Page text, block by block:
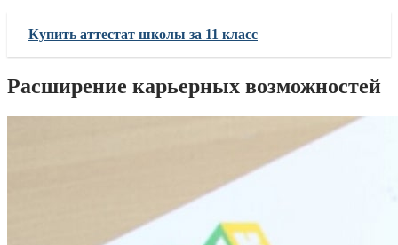
Купить аттестат школы за 11 класс
Расширение карьерных возможностей